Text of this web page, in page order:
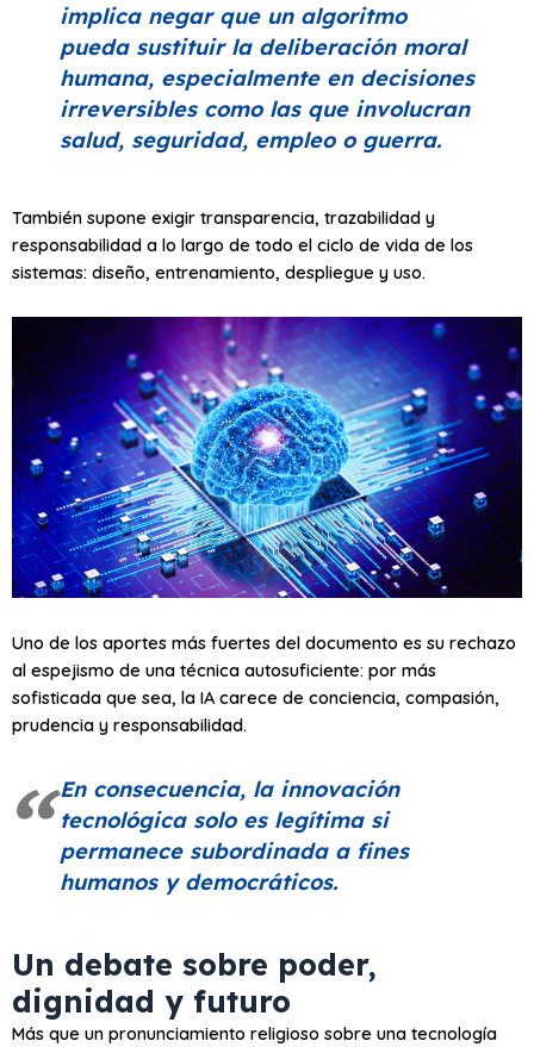
implica negar que un algoritmo
pueda sustituir la deliberación moral
humana, especialmente en decisiones
irreversibles como las que involucran
salud, seguridad, empleo o guerra.
También supone exigir transparencia, trazabilidad y
responsabilidad a lo largo de todo el ciclo de vida de los
sistemas: diseño, entrenamiento, despliegue y uso.
Uno de los aportes más fuertes del documento es su rechazo
al espejismo de una técnica autosuficiente: por más
sofisticada que sea, la IA carece de conciencia, compasión,
prudencia y responsabilidad.
En consecuencia, la innovación
tecnológica solo es legítima si
permanece subordinada a fines
humanos y democráticos.
Un debate sobre poder,
dignidad y futuro
Más que un pronunciamiento religioso sobre una tecnología